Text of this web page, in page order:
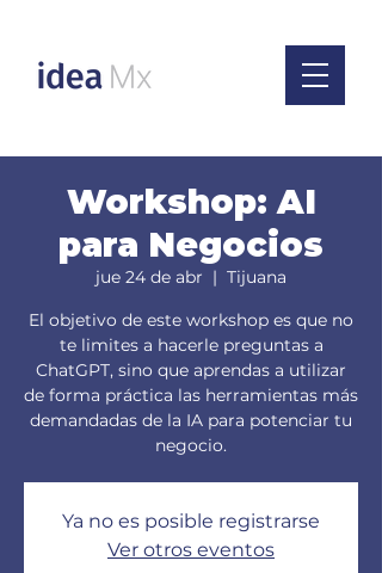
Workshop: AI
para Negocios
jue 24 de abr
  |
Tijuana
El objetivo de este workshop es que no
te limites a hacerle preguntas a
ChatGPT, sino que aprendas a utilizar
de forma práctica las herramientas más
demandadas de la IA para potenciar tu
negocio.
Ya no es posible registrarse
Ver otros eventos